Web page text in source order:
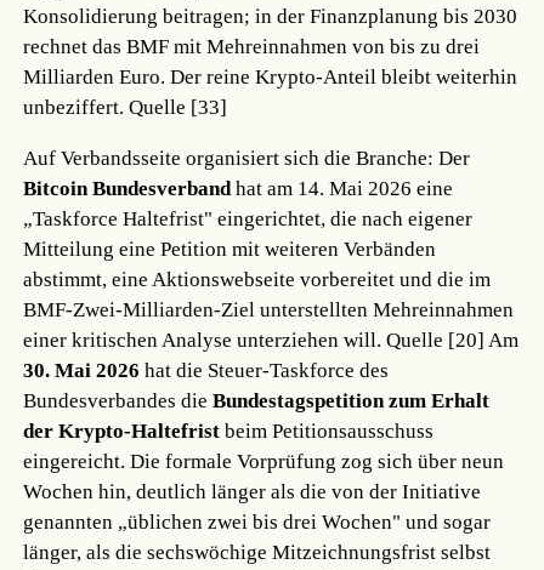
Konsolidierung beitragen; in der Finanzplanung bis 2030
rechnet das BMF mit Mehreinnahmen von bis zu drei
Milliarden Euro. Der reine Krypto-Anteil bleibt weiterhin
unbeziffert.Quelle [33]
Auf Verbandsseite organisiert sich die Branche: Der
Bitcoin Bundesverbandhat am 14. Mai 2026 eine
„Taskforce Haltefrist" eingerichtet, die nach eigener
Mitteilung eine Petition mit weiteren Verbänden
abstimmt, eine Aktionswebseite vorbereitet und die im
BMF-Zwei-Milliarden-Ziel unterstellten Mehreinnahmen
einer kritischen Analyse unterziehen will.Quelle [20] Am
30. Mai 2026 hat die Steuer-Taskforce des
Bundesverbandes dieBundestagspetition zum Erhalt
der Krypto-Haltefrist beim Petitionsausschuss
eingereicht. Die formale Vorprüfung zog sich über neun
Wochen hin, deutlich länger als die von der Initiative
genannten „üblichen zwei bis drei Wochen" und sogar
länger, als die sechswöchige Mitzeichnungsfrist selbst